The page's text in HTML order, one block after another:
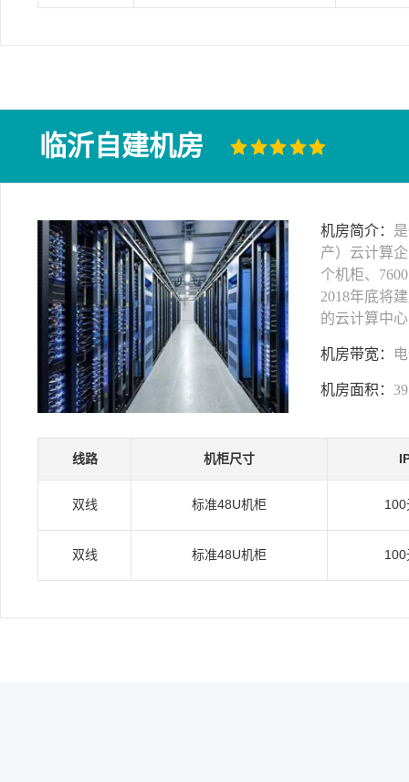
临沂自建机房
机房简介：
产）云计算
个机柜、
2018年底将
的云计算中
机房带宽：
机房面积：
线路 机柜尺寸
双线 标准48U机柜 100
双线 标准48U机柜 100